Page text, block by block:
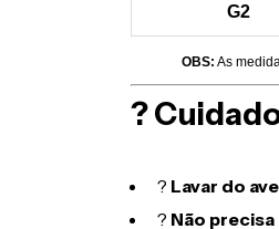
G2
OBS: As
?
? Lavar do
? Não precisa